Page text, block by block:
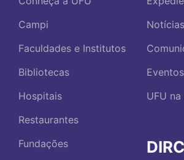
Campi
Faculdades e Institutos
Bibliotecas
Hospitais
Restaurantes
Fundações
Notícias
Eventos
UFU